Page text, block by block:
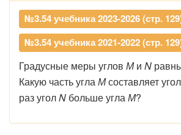
№3.54 учебника 2023-2026 (стр.
№3.54 учебника 2021-2022 (стр.
Градусные меры углов Ми N
Какую часть углаМсоставляет угол
раз уголN больше углаМ?